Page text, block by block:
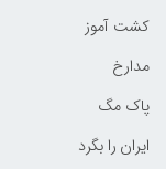
کشت آموز
مدارخ
پاک مگ
ایران را بگرد